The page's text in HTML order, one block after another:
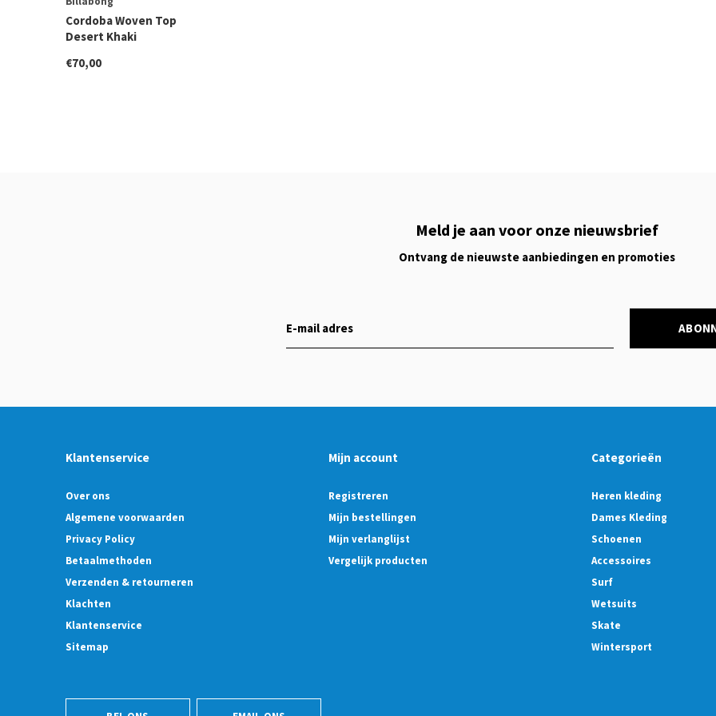
Cordoba Woven Top
Desert Khaki
€70,00
Meld je aan voor onze nieuwsbrief
Ontvang de nieuwste aanbiedingen en promoties
Klantenservice
Over ons
Algemene voorwaarden
Privacy Policy
Betaalmethoden
Verzenden & retourneren
Klachten
Klantenservice
Sitemap
Mijn account
Registreren
Mijn bestellingen
Mijn verlanglijst
Vergelijk producten
Categorieën
Heren kleding
Dames Kleding
Schoenen
Accessoires
Surf
Wetsuits
Skate
Wintersport